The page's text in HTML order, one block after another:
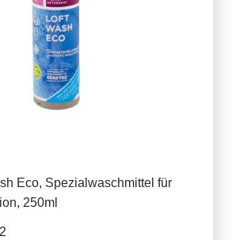
Eco, Spezialwaschmittel für
250ml